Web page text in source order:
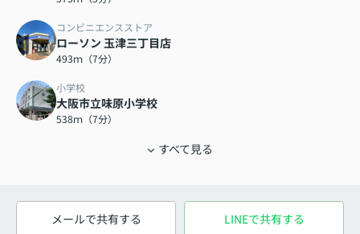
コンビニエンスストア
ローソン 玉津三丁目店
493ｍ（7分）
小学校
大阪市立味原小学校
538ｍ（7分）
すべて見る
メールで共有する LINEで共有する